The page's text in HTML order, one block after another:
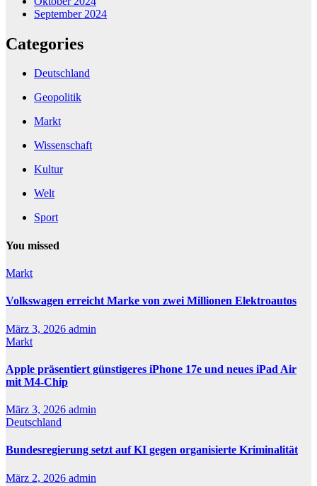
September 2024
Categories
Deutschland
Geopolitik
Markt
Wissenschaft
Kultur
Welt
Sport
You missed
Markt
Volkswagen erreicht Marke von zwei Millionen Elektroautos
März 3, 2026 admin
Markt
Apple präsentiert günstigeres iPhone 17e und neues iPad Air
mit M4-Chip
März 3, 2026 admin
Deutschland
Bundesregierung setzt auf KI gegen organisierte Kriminalität
März 2, 2026 admin